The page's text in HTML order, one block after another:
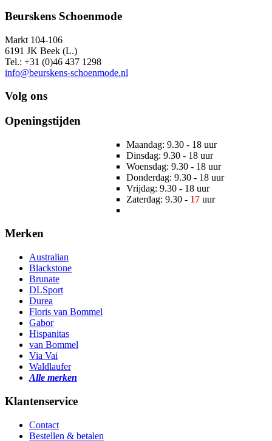
Beurskens Schoenmode
Markt 104-106
6191 JK Beek (L.)
Tel.: +31 (0)46 437 1298
info@beurskens-schoenmode.nl
Volg ons
Openingstijden
Maandag: 9.30 - 18 uur
Dinsdag: 9.30 - 18 uur
Woensdag: 9.30 - 18 uur
Donderdag: 9.30 - 18 uur
Vrijdag: 9.30 - 18 uur
Zaterdag: 9.30 - 17 uur
Merken
Australian
Blackstone
Brunate
DLSport
Durea
Floris van Bommel
Gabor
Hispanitas
van Bommel
Via Vai
Waldlaufer
Alle merken
Klantenservice
Contact
Bestellen & betalen